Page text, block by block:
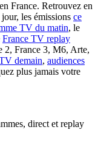
France. Retrouvez en
les émissions ce
TV du matin, le
France TV replay
2, France 3, M6, Arte,
demain, audiences
plus jamais votre
direct et replay